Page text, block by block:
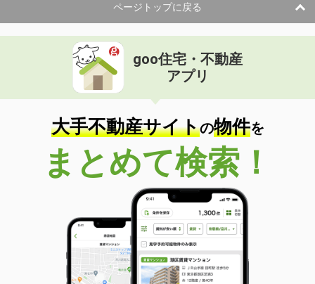
ページトップに戻る
goo住宅・不動産
アプリ
大手不動産サイトの物件を
まとめて検索！